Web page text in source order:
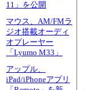
11」を公開
マウス、AM/FMラ
ジオ搭載オーディ
オプレーヤー
「Lyumo M33」
アップル、
iPad/iPhoneアプリ